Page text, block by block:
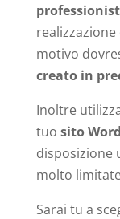
motivo
creato in
Inoltre
tuo sito
disposizione
molto
Sarai tu a